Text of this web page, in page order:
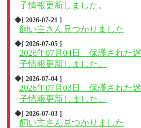
子情報更新しました。
◆[ 2026-07-21 ]
飼い主さん見つかりました
◆[ 2026-07-05 ]
2026年07月04日 保護された迷
子情報更新しました。
◆[ 2026-07-04 ]
2026年07月03日 保護された迷
子情報更新しました。
◆[ 2026-07-03 ]
飼い主さん見つかりました